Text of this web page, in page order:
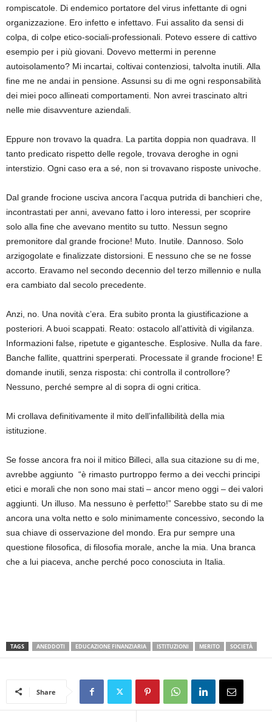
rompiscatole. Di endemico portatore del virus infettante di ogni
organizzazione. Ero infetto e infettavo. Fui assalito da sensi di
colpa, di colpe etico-sociali-professionali. Potevo essere di cattivo
esempio per i più giovani. Dovevo mettermi in perenne
autoisolamento? Mi incartai, coltivai contenziosi, talvolta inutili. Alla
fine me ne andai in pensione. Assunsi su di me ogni responsabilità
dei miei poco allineati comportamenti. Non avrei trascinato altri
nelle mie disavventure aziendali.
Eppure non trovavo la quadra. La partita doppia non quadrava. Il
tanto predicato rispetto delle regole, trovava deroghe in ogni
interstizio. Ogni caso era a sé, non si trovavano risposte univoche.
Dal grande frocione usciva ancora l’acqua putrida di banchieri che,
incontrastati per anni, avevano fatto i loro interessi, per scoprire
solo alla fine che avevano mentito su tutto. Nessun segno
premonitore dal grande frocione! Muto. Inutile. Dannoso. Solo
arzigogolate e finalizzate distorsioni. E nessuno che se ne fosse
accorto. Eravamo nel secondo decennio del terzo millennio e nulla
era cambiato dal secolo precedente.
Anzi, no. Una novità c’era. Era subito pronta la giustificazione a
posteriori. A buoi scappati. Reato: ostacolo all’attività di vigilanza.
Informazioni false, ripetute e gigantesche. Esplosive. Nulla da fare.
Banche fallite, quattrini sperperati. Processate il grande frocione! E
domande inutili, senza risposta: chi controlla il controllore?
Nessuno, perché sempre al di sopra di ogni critica.
Mi crollava definitivamente il mito dell’infallibilità della mia
istituzione.
Se fosse ancora fra noi il mitico Billeci, alla sua citazione su di me,
avrebbe aggiunto “è rimasto purtroppo fermo a dei vecchi principi
etici e morali che non sono mai stati – ancor meno oggi – dei valori
aggiunti. Un illuso. Ma nessuno è perfetto!” Sarebbe stato su di me
ancora una volta netto e solo minimamente concessivo, secondo la
sua chiave di osservazione del mondo. Era pur sempre una
questione filosofica, di filosofia morale, anche la mia. Una branca
che a lui piaceva, anche perché poco conosciuta in Italia.
TAGS ANEDDOTI EDUCAZIONE FINANZIARIA ISTITUZIONI MERITO SOCIETÀ
Share